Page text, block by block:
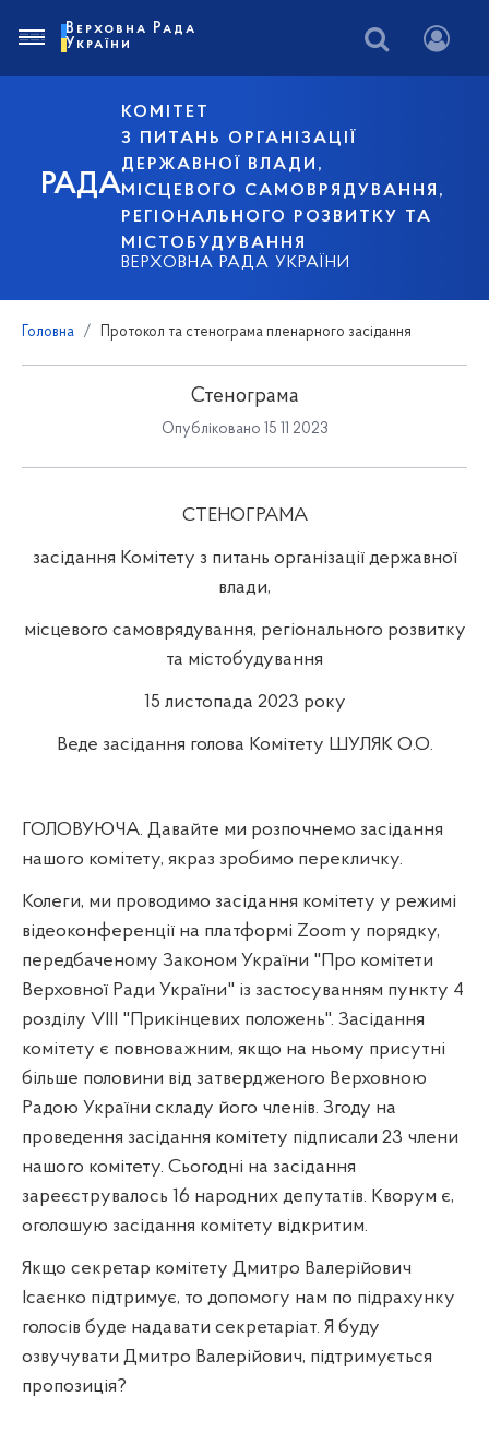
РАДА
КОМІТЕТ
З ПИТАНЬ ОРГАНІЗАЦІЇ
ДЕРЖАВНОЇ ВЛАДИ,
МІСЦЕВОГО САМОВРЯДУВАННЯ,
РЕГІОНАЛЬНОГО РОЗВИТКУ ТА
МІСТОБУДУВАННЯ
ВЕРХОВНА РАДА УКРАЇНИ
Верховна Рада
України
Головна Протокол та стенограма пленарного засідання
Стенограма
Опубліковано 15 11 2023
СТЕНОГРАМА
засідання Комітету з питань організації державної
влади,
місцевого самоврядування, регіонального розвитку
та містобудування
15 листопада 2023 року
Веде засідання голова Комітету ШУЛЯК О.О.
ГОЛОВУЮЧА. Давайте ми розпочнемо засідання
нашого комітету, якраз зробимо перекличку.
Колеги, ми проводимо засідання комітету у режимі
відеоконференції на платформі Zoom у порядку,
передбаченому Законом України "Про комітети
Верховної Ради України" із застосуванням пункту 4
розділу VIII
"Прикінцевих положень". Засідання
комітету є повноважним, якщо на ньому присутні
більше половини від затвердженого Верховною
Радою України складу його членів. Згоду на
проведення засідання комітету підписали 23 члени
нашого комітету. Сьогодні на засідання
зареєструвалось 16 народних депутатів. Кворум є,
оголошую засідання комітету відкритим.
Якщо секретар комітету Дмитро Валерійович
Ісаєнко підтримує, то допомогу нам по підрахунку
голосів буде надавати секретаріат. Я буду
озвучувати Дмитро Валерійович, підтримується
пропозиція?